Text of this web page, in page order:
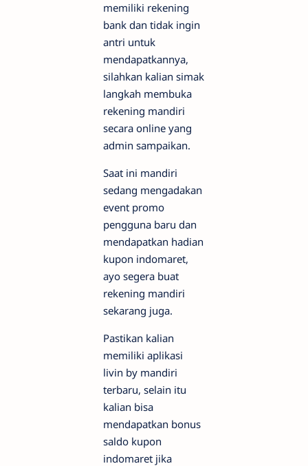
memiliki rekening
bank dan tidak ingin
antri untuk
mendapatkannya,
silahkan kalian simak
langkah membuka
rekening mandiri
secara online yang
admin sampaikan.
Saat ini mandiri
sedang mengadakan
event promo
pengguna baru dan
mendapatkan hadian
kupon indomaret,
ayo segera buat
rekening mandiri
sekarang juga.
Pastikan kalian
memiliki aplikasi
livin by mandiri
terbaru, selain itu
kalian bisa
mendapatkan bonus
saldo kupon
indomaret jika